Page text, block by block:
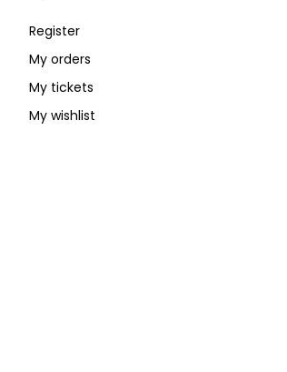
Register
My orders
My tickets
My wishlist